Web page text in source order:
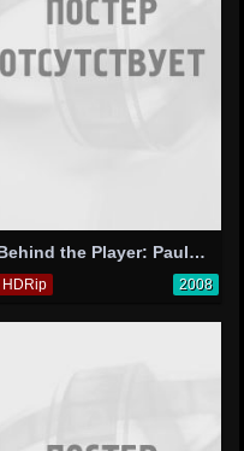
Behind the Player: Paul Gray
HDRip 2008